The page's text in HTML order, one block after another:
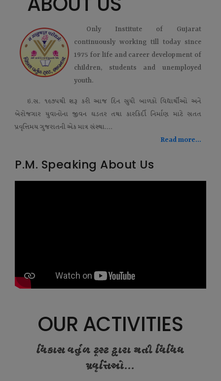
Only Institute of Gujarat
continuously working till today since
1975 for life and career development of
children, students and unemployed
youth.
ઇ.સ. ૧૯૭૫થી શરૂ કરી આજ દિન સુધી બાળકો વિદ્યાર્થીઓ અને
બેરોજગાર યુવાનોના જીવન ઘડતર તથા કારકિર્દી નિર્માણ માટે સતત
પ્રવૃત્તિમય ગુજરાતની એક માત્ર સંસ્થા....
Read more...
P.M. Speaking About Us
OUR ACTIVITIES
વિકાસ વર્તુળ ટ્રસ્ટ દ્વારા થતી વિવિધ
પ્રવૃત્તિઓ...